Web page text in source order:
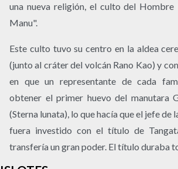
una nueva religión, el culto del Hombre
Manu".
Este culto tuvo su centro en la aldea
(junto al cráter del volcán Rano Kao) y
en que un representante de cada
obtener el primer huevo del manutara
(Sterna lunata), lo que hacía que el jefe de
fuera investido con el título de
transfería un gran poder. El título duraba